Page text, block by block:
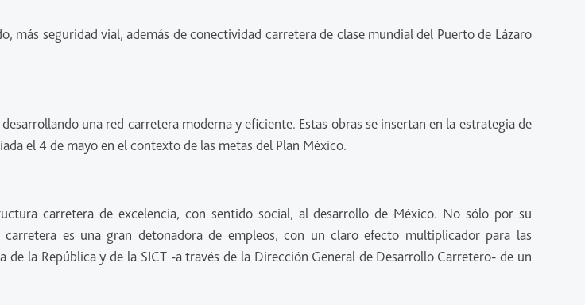
más seguridad vial, además de conectividad carretera de clase mundial del Puerto de Lázaro
una red carretera moderna y eficiente. Estas obras se insertan en la estrategia de
el 4 de mayo en el contexto de las metas del Plan México.
carretera de excelencia, con sentido social, al desarrollo de México. No sólo por su
es una gran detonadora de empleos, con un claro efecto multiplicador para las
la República y de la SICT -a través de la Dirección General de Desarrollo Carretero- de un